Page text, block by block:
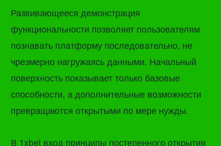
Развивающееся демонстрация
функциональности позволяет пользователям
познавать платформу последовательно, не
чрезмерно нагружаясь данными. Начальный
поверхность показывает только базовые
способности, а дополнительные возможности
превращаются открытыми по мере нужды.
В 1xbet вход принципы постепенного открытия